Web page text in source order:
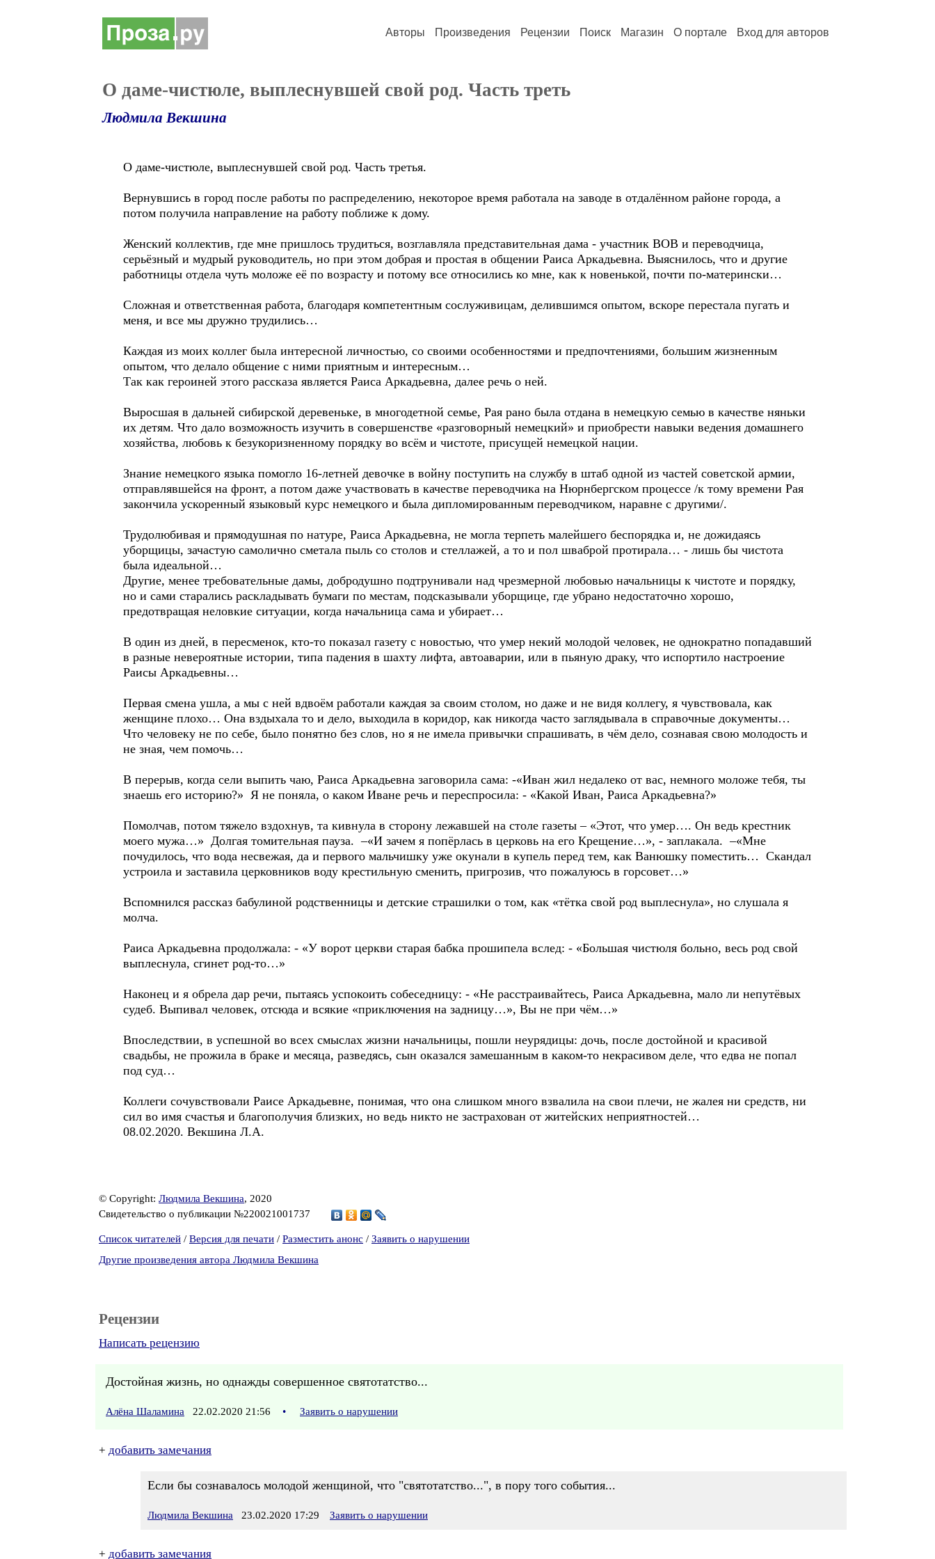
Авторы Произведения Рецензии Поиск Магазин О портале Вход для авторов
О даме-чистюле, выплеснувшей свой род. Часть треть
Людмила Векшина
О даме-чистюле, выплеснувшей свой род. Часть третья.
Вернувшись в город после работы по распределению, некоторое время работала на заводе в отдалённом районе города, а
потом получила направление на работу поближе к дому.
Женский коллектив, где мне пришлось трудиться, возглавляла представительная дама - участник ВОВ и переводчица,
серьёзный и мудрый руководитель, но при этом добрая и простая в общении Раиса Аркадьевна. Выяснилось, что и другие
работницы отдела чуть моложе её по возрасту и потому все относились ко мне, как к новенькой, почти по-матерински…
Сложная и ответственная работа, благодаря компетентным сослуживицам, делившимся опытом, вскоре перестала пугать и
меня, и все мы дружно трудились…
Каждая из моих коллег была интересной личностью, со своими особенностями и предпочтениями, большим жизненным
опытом, что делало общение с ними приятным и интересным…
Так как героиней этого рассказа является Раиса Аркадьевна, далее речь о ней.
Выросшая в дальней сибирской деревеньке, в многодетной семье, Рая рано была отдана в немецкую семью в качестве няньки
их детям. Что дало возможность изучить в совершенстве «разговорный немецкий» и приобрести навыки ведения домашнего
хозяйства, любовь к безукоризненному порядку во всём и чистоте, присущей немецкой нации.
Знание немецкого языка помогло 16-летней девочке в войну поступить на службу в штаб одной из частей советской армии,
отправлявшейся на фронт, а потом даже участвовать в качестве переводчика на Нюрнбергском процессе /к тому времени Рая
закончила ускоренный языковый курс немецкого и была дипломированным переводчиком, наравне с другими/.
Трудолюбивая и прямодушная по натуре, Раиса Аркадьевна, не могла терпеть малейшего беспорядка и, не дожидаясь
уборщицы, зачастую самолично сметала пыль со столов и стеллажей, а то и пол шваброй протирала… - лишь бы чистота
была идеальной…
Другие, менее требовательные дамы, добродушно подтрунивали над чрезмерной любовью начальницы к чистоте и порядку,
но и сами старались раскладывать бумаги по местам, подсказывали уборщице, где убрано недостаточно хорошо,
предотвращая неловкие ситуации, когда начальница сама и убирает…
В один из дней, в пересменок, кто-то показал газету с новостью, что умер некий молодой человек, не однократно попадавший
в разные невероятные истории, типа падения в шахту лифта, автоаварии, или в пьяную драку, что испортило настроение
Раисы Аркадьевны…
Первая смена ушла, а мы с ней вдвоём работали каждая за своим столом, но даже и не видя коллегу, я чувствовала, как
женщине плохо… Она вздыхала то и дело, выходила в коридор, как никогда часто заглядывала в справочные документы…
Что человеку не по себе, было понятно без слов, но я не имела привычки спрашивать, в чём дело, сознавая свою молодость и
не зная, чем помочь…
В перерыв, когда сели выпить чаю, Раиса Аркадьевна заговорила сама: -«Иван жил недалеко от вас, немного моложе тебя, ты
знаешь его историю?» Я не поняла, о каком Иване речь и переспросила: - «Какой Иван, Раиса Аркадьевна?»
Помолчав, потом тяжело вздохнув, та кивнула в сторону лежавшей на столе газеты – «Этот, что умер…. Он ведь крестник
моего мужа…» Долгая томительная пауза. –«И зачем я попёрлась в церковь на его Крещение…», - заплакала. –«Мне
почудилось, что вода несвежая, да и первого мальчишку уже окунали в купель перед тем, как Ванюшку поместить… Скандал
устроила и заставила церковников воду крестильную сменить, пригрозив, что пожалуюсь в горсовет…»
Вспомнился рассказ бабулиной родственницы и детские страшилки о том, как «тётка свой род выплеснула», но слушала я
молча.
Раиса Аркадьевна продолжала: - «У ворот церкви старая бабка прошипела вслед: - «Большая чистюля больно, весь род свой
выплеснула, сгинет род-то…»
Наконец и я обрела дар речи, пытаясь успокоить собеседницу: - «Не расстраивайтесь, Раиса Аркадьевна, мало ли непутёвых
судеб. Выпивал человек, отсюда и всякие «приключения на задницу…», Вы не при чём…»
Впоследствии, в успешной во всех смыслах жизни начальницы, пошли неурядицы: дочь, после достойной и красивой
свадьбы, не прожила в браке и месяца, разведясь, сын оказался замешанным в каком-то некрасивом деле, что едва не попал
под суд…
Коллеги сочувствовали Раисе Аркадьевне, понимая, что она слишком много взвалила на свои плечи, не жалея ни средств, ни
сил во имя счастья и благополучия близких, но ведь никто не застрахован от житейских неприятностей…
08.02.2020. Векшина Л.А.
© Copyright: Людмила Векшина, 2020
Свидетельство о публикации №220021001737
Список читателей / Версия для печати / Разместить анонс / Заявить о нарушении
Другие произведения автора Людмила Векшина
Рецензии
Написать рецензию
Достойная жизнь, но однажды совершенное святотатство...
Алёна Шаламина 22.02.2020 21:56 • Заявить о нарушении
+ добавить замечания
Если бы сознавалось молодой женщиной, что "святотатство...", в пору того события...
Людмила Векшина 23.02.2020 17:29 Заявить о нарушении
+ добавить замечания